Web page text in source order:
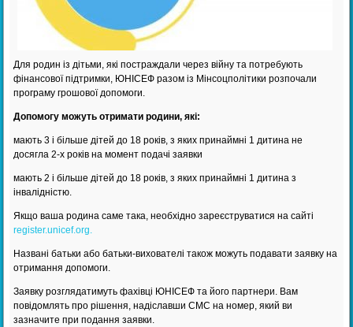
Для родин із дітьми, які постраждали через війну та потребують
фінансової підтримки, ЮНІСЕФ разом із Мінсоцполітики розпочали
програму грошової допомоги.
Допомогу можуть отримати родини, які:
мають 3 і більше дітей до 18 років, з яких принаймні 1 дитина не
досягла 2-х років на момент подачі заявки
мають 2 і більше дітей до 18 років, з яких принаймні 1 дитина з
інвалідністю.
Якщо ваша родина саме така, необхідно зареєструватися на сайті
register.unicef.org.
Названі батьки або батьки-вихователі також можуть подавати заявку на
отримання допомоги.
Заявку розглядатимуть фахівці ЮНІСЕФ та його партнери. Вам
повідомлять про рішення, надіславши СМС на номер, який ви
зазначите при подання заявки.